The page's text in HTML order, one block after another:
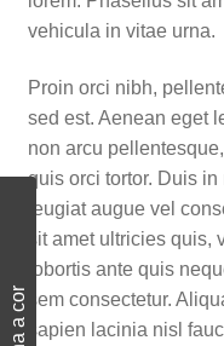
vehicula in vitae urna.
Proin orci nibh,
sed est. Aenean eget
non arcu
quis orci tortor. Duis
feugiat augue vel
sit amet ultricies
lobortis ante quis
sem consectetur.
sapien lacinia nisl